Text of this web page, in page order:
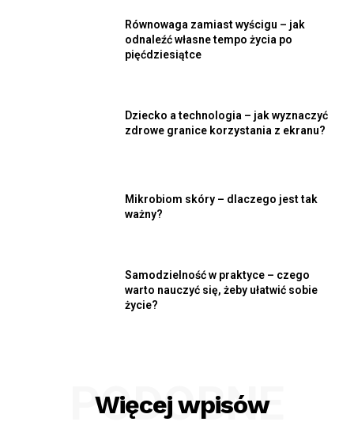
Równowaga zamiast wyścigu – jak
odnaleźć własne tempo życia po
pięćdziesiątce
Dziecko a technologia – jak wyznaczyć
zdrowe granice korzystania z ekranu?
Mikrobiom skóry – dlaczego jest tak
ważny?
Samodzielność w praktyce – czego
warto nauczyć się, żeby ułatwić sobie
życie?
Więcej wpisów
PODOBNE